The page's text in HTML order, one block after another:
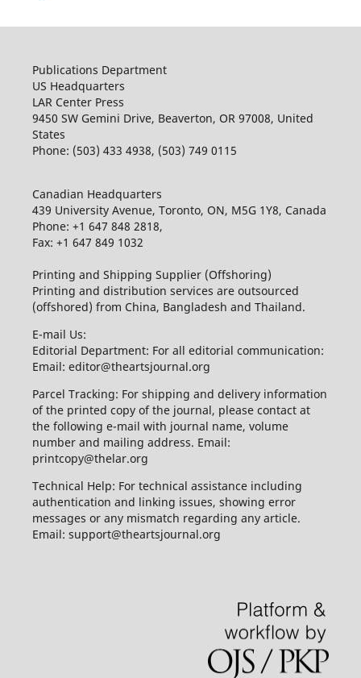
Publications Department
US Headquarters
LAR Center Press
9450 SW Gemini Drive, Beaverton, OR 97008, United
States
Phone: (503) 433 4938, (503) 749 0115
Canadian Headquarters
439 University Avenue, Toronto, ON, M5G 1Y8, Canada
Phone: +1 647 848 2818,
Fax: +1 647 849 1032
Printing and Shipping Supplier (Offshoring)
Printing and distribution services are outsourced
(offshored) from China, Bangladesh and Thailand.
E-mail Us:
Editorial Department: For all editorial communication:
Email: editor@theartsjournal.org
Parcel Tracking: For shipping and delivery information
of the printed copy of the journal, please contact at
the following e-mail with journal name, volume
number and mailing address. Email:
printcopy@thelar.org
Technical Help: For technical assistance including
authentication and linking issues, showing error
messages or any mismatch regarding any article.
Email: support@theartsjournal.org